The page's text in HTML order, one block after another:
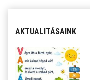
AKTUALITÁSAINK